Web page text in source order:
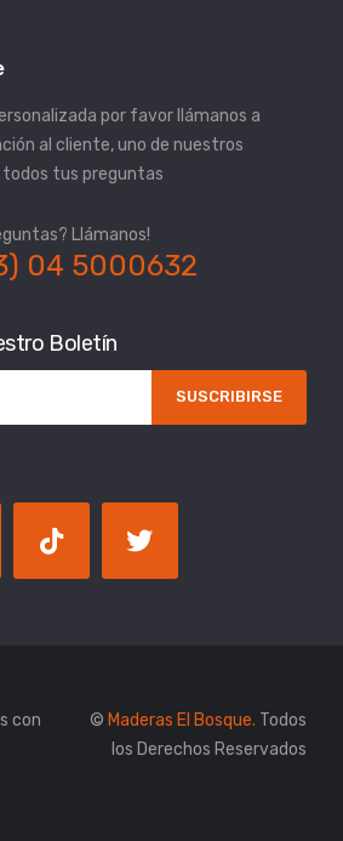
por favor llámanos a
al cliente, uno de nuestros
todos tus preguntas
Llámanos!
04 5000632
Boletín
SUSCRIBIRSE
con
© Maderas El Bosque. Todos
los Derechos Reservados